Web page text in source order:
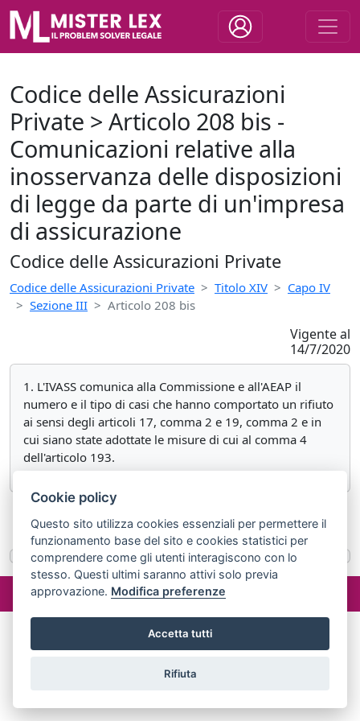
Codice delle Assicurazioni
Private > Articolo 208 bis -
Comunicazioni relative alla
inosservanza delle disposizioni
di legge da parte di un'impresa
di assicurazione
Codice delle Assicurazioni Private
Codice delle Assicurazioni Private Titolo XIV
Capo IV
Sezione III
Articolo 208 bis
Vigente al
14/7/2020
1. L'IVASS comunica alla Commissione e all'AEAP il
numero e il tipo di casi che hanno comportato un rifiuto
ai sensi degli articoli 17, comma 2 e 19, comma 2 e in
cui siano state adottate le misure di cui al comma 4
dell'articolo 193.
«Articolo 208 Articolo 208 ter»
©2024 misterlex.it -redazione@misterlex.it
02029690472
Cookie policy
Questo sito utilizza cookies essenziali per permettere il
funzionamento base del sito e cookies statistici per
comprendere come gli utenti interagiscono con lo
stesso. Questi ultimi saranno attivi solo previa
approvazione. Modifica preferenze
Accetta tutti
Rifiuta